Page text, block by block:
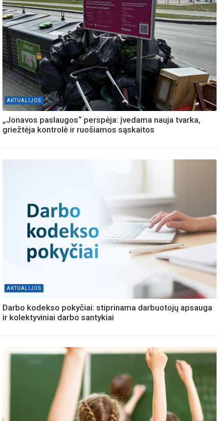
AKTUALIJOS
„Jonavos paslaugos“ perspėja: įvedama nauja tvarka,
griežtėja kontrolė ir ruošiamos sąskaitos
AKTUALIJOS
Darbo kodekso pokyčiai: stiprinama darbuotojų apsauga
ir kolektyviniai darbo santykiai